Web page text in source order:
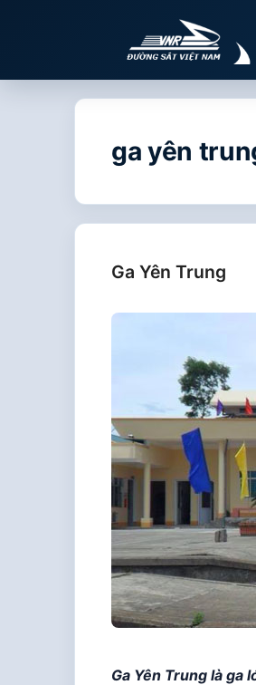
dung
ga yên
Ga Yên Trung
Ga Yên Trung là ga